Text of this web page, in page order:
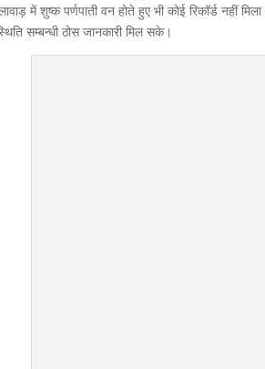
में शुष्क पर्णपाती वन होते हुए भी कोई रिकॉर्ड नहीं
सम्बन्धी ठोस जानकारी मिल सके।